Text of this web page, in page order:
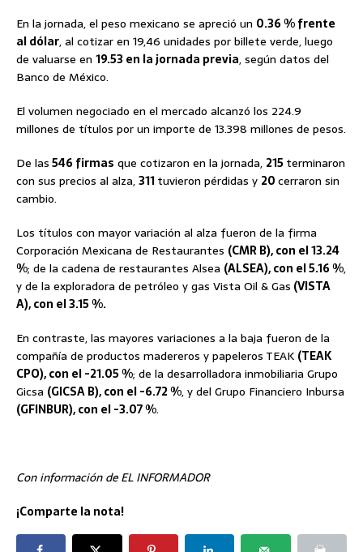
En la jornada, el peso mexicano se apreció un 0.36 % frente
al dólar, al cotizar en 19,46 unidades por billete verde, luego
de valuarse en 19.53 en la jornada previa, según datos del
Banco de México.
El volumen negociado en el mercado alcanzó los 224.9
millones de títulos por un importe de 13.398 millones de pesos.
De las546 firmas que cotizaron en la jornada, 215 terminaron
con sus precios al alza,311tuvieron pérdidas y 20cerraron sin
cambio.
Los títulos con mayor variación al alza fueron de la firma
Corporación Mexicana de Restaurantes (CMR B), con el 13.24
%; de la cadena de restaurantes Alsea (ALSEA), con el 5.16 %,
y de la exploradora de petróleo y gas Vista Oil & Gas (VISTA
A), con el 3.15 %.
En contraste, las mayores variaciones a la baja fueron de la
compañía de productos madereros y papeleros TEAK (TEAK
CPO), con el -21.05 %; de la desarrolladora inmobiliaria Grupo
Gicsa (GICSA B), con el -6.72 %, y del Grupo Financiero Inbursa
(GFINBUR), con el -3.07 %.
Con información de EL INFORMADOR
¡Comparte la nota!